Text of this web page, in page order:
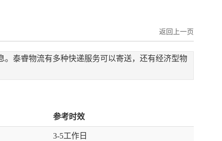
返回上一页
泰睿物流有多种快递服务可以寄送，还有经济型物
参考时效
3-5工作日